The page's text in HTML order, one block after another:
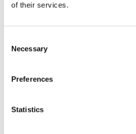
of their services.
Selection
Necessary
Preferences
Statistics
Caratteristiche di Pressostati
Classe apparecchio
Grado di
Umidità ambiente